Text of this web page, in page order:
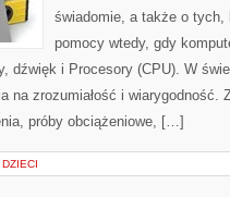
świadomie, a także o tych,
pomocy wtedy, gdy
dźwięk i Procesory (CPU). W
na zrozumiałość i wiarygodność.
próby obciążeniowe, […]